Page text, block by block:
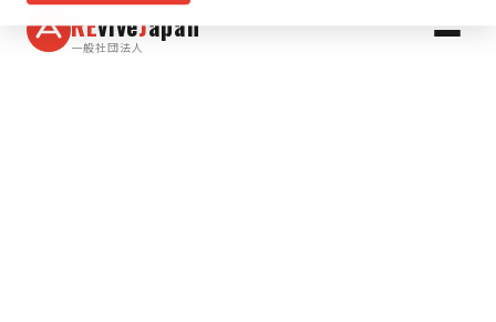
REviveJapan
一般社団法人